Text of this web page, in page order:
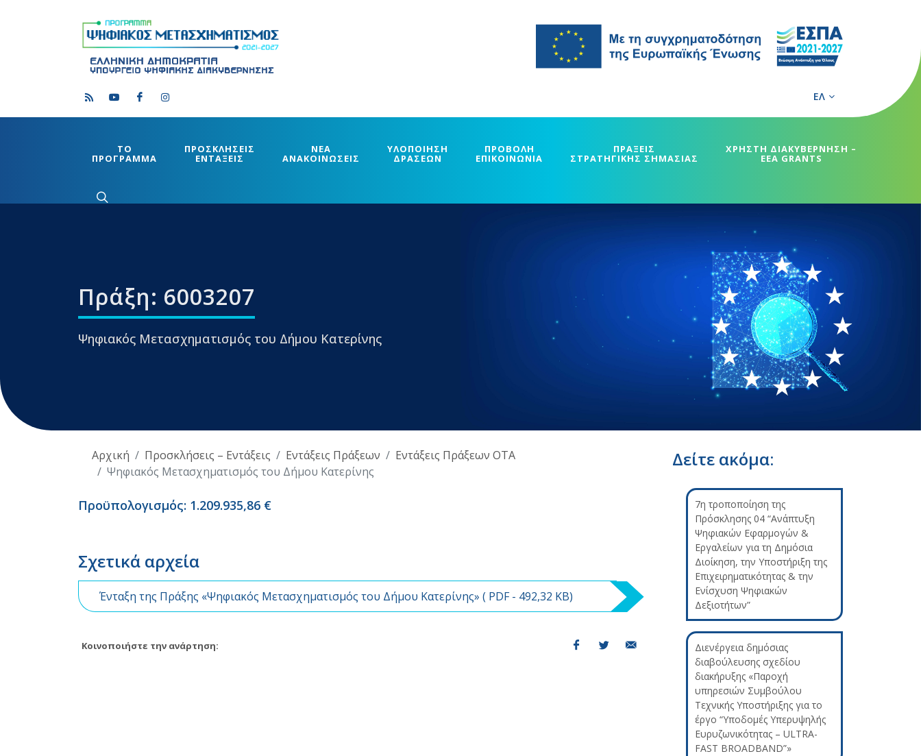
ΕΛ
ΤΟ
ΠΡΟΓΡΑΜΜΑ
ΠΡΟΣΚΛΗΣΕΙΣ
ΕΝΤΑΞΕΙΣ
ΝΕΑ
ΑΝΑΚΟΙΝΩΣΕΙΣ
ΥΛΟΠΟΙΗΣΗ
ΔΡΑΣΕΩΝ
ΠΡΟΒΟΛΗ
ΕΠΙΚΟΙΝΩΝΙΑ
ΠΡΑΞΕΙΣ
ΣΤΡΑΤΗΓΙΚΗΣ ΣΗΜΑΣΙΑΣ
ΧΡΗΣΤΗ ΔΙΑΚΥΒΕΡΝΗΣΗ –
EEA GRANTS
Πράξη: 6003207
Ψηφιακός Μετασχηματισμός του Δήμου Κατερίνης
Αρχική Προσκλήσεις – Εντάξεις Εντάξεις Πράξεων
Εντάξεις Πράξεων ΟΤΑ
Ψηφιακός Μετασχηματισμός του Δήμου Κατερίνης
Προϋπολογισμός: 1.209.935,86 €
Σχετικά αρχεία
Ένταξη της Πράξης «Ψηφιακός Μετασχηματισμός του Δήμου Κατερίνης» ( PDF- 492,32 KB)
Κοινοποιήστε την ανάρτηση:
Δείτε ακόμα:
7η τροποποίηση της
Πρόσκλησης 04 “Ανάπτυξη
Ψηφιακών Εφαρμογών &
Εργαλείων για τη Δημόσια
Διοίκηση, την Υποστήριξη της
Επιχειρηματικότητας & την
Ενίσχυση Ψηφιακών
Δεξιοτήτων”
Διενέργεια δημόσιας
διαβούλευσης σχεδίου
διακήρυξης «Παροχή
υπηρεσιών Συμβούλου
Τεχνικής Υποστήριξης για το
έργο “Υποδομές Υπερυψηλής
Ευρυζωνικότητας – ULTRA-
FAST BROADBAND”»